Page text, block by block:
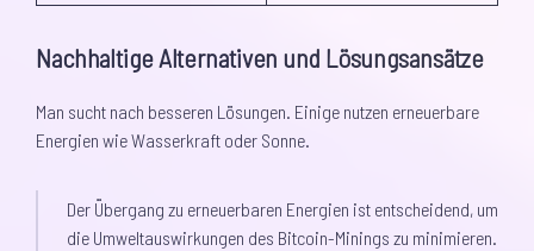
Nachhaltige Alternativen und Lösungsansätze
Man sucht nach besseren Lösungen. Einige nutzen erneuerbare
Energien wie Wasserkraft oder Sonne.
Der Übergang zu erneuerbaren Energien ist entscheidend, um
die Umweltauswirkungen des Bitcoin-Minings zu minimieren.